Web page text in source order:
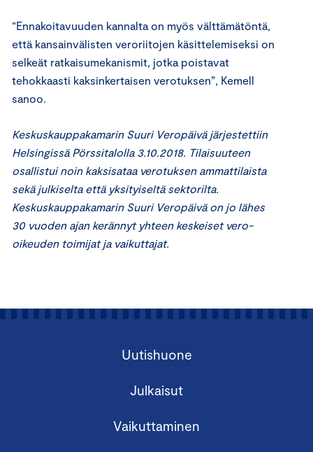
“Ennakoitavuuden kannalta on myös välttämätöntä,
että kansainvälisten veroriitojen käsittelemiseksi on
selkeät ratkaisumekanismit, jotka poistavat
tehokkaasti kaksinkertaisen verotuksen”, Kemell
sanoo.
Keskuskauppakamarin Suuri Veropäivä järjestettiin
Helsingissä Pörssitalolla 3.10.2018. Tilaisuuteen
osallistui noin kaksisataa verotuksen ammattilaista
sekä julkiselta että yksityiseltä sektorilta.
Keskuskauppakamarin Suuri Veropäivä on jo lähes
30 vuoden ajan kerännyt yhteen keskeiset vero-
oikeuden toimijat ja vaikuttajat.
Uutishuone
Julkaisut
Vaikuttaminen